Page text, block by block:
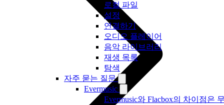
로컬 파일
설정
연결하기
오디오 플레이어
음악 라이브러리
재생 목록
탐색
자주 묻는 질문
Evermusic
Evermusic와 Flacbox의 차이점은